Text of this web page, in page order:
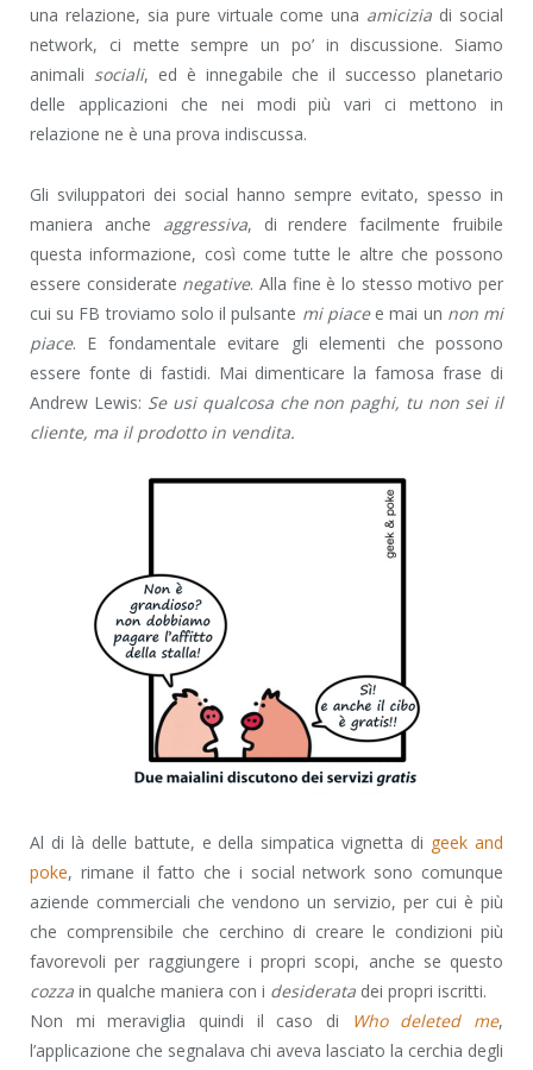
una relazione, sia pure virtuale come una amicizia di social
network, ci mette sempre un po’ in discussione. Siamo
animali sociali, ed è innegabile che il successo planetario
delle applicazioni che nei modi più vari ci mettono in
relazione ne è una prova indiscussa.
Gli sviluppatori dei social hanno sempre evitato, spesso in
maniera anche aggressiva, di rendere facilmente fruibile
questa informazione, così come tutte le altre che possono
essere considerate negative. Alla fine è lo stesso motivo per
cui su FB troviamo solo il pulsante mi piacee mai un non mi
piace. E fondamentale evitare gli elementi che possono
essere fonte di fastidi. Mai dimenticare la famosa frase di
Andrew Lewis: Se usi qualcosa che non paghi, tu non sei il
cliente, ma il prodotto in vendita.
Al di là delle battute, e della simpatica vignetta di geek and
poke, rimane il fatto che i social network sono comunque
aziende commerciali che vendono un servizio, per cui è più
che comprensibile che cerchino di creare le condizioni più
favorevoli per raggiungere i propri scopi, anche se questo
cozza in qualche maniera con i desiderata dei propri iscritti.
Non mi meraviglia quindi il caso di
Who deleted me,
l’applicazione che segnalava chi aveva lasciato la cerchia degli